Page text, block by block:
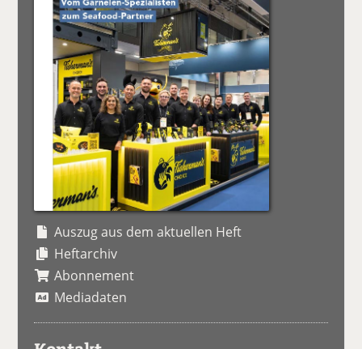
Auszug aus dem aktuellen Heft
Heftarchiv
Abonnement
Mediadaten